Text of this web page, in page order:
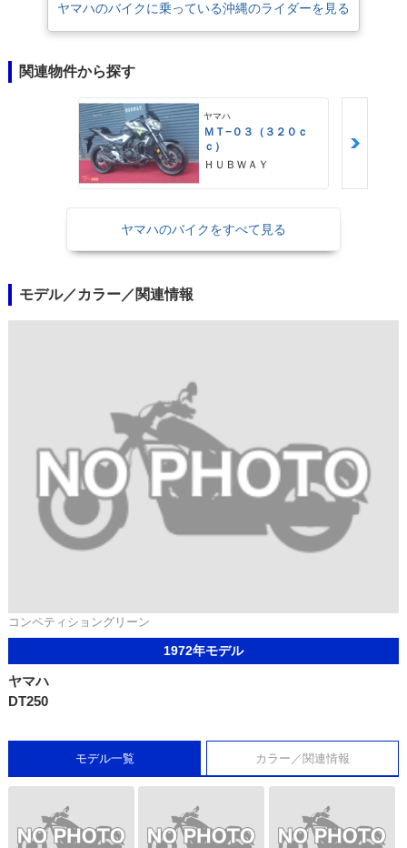
ヤマハのバイクに乗っている沖縄のライダーを見る
関連物件から探す
ヤマハ
ＭＴ−０３（３２０ｃ
ｃ）
ＨＵＢＷＡＹ
ヤマハのバイクをすべて見る
モデル／カラー／関連情報
コンペティショングリーン
1972年モデル
ヤマハ
DT250
モデル一覧 カラー／関連情報